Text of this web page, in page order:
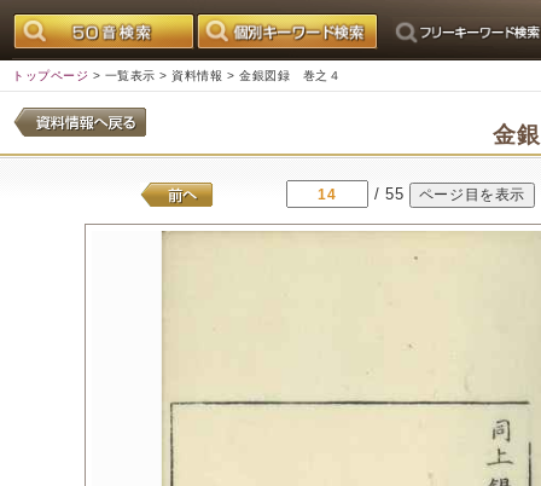
トップページ > 一覧表示 > 資料情報 > 金銀図録 巻之４
金
/ 55